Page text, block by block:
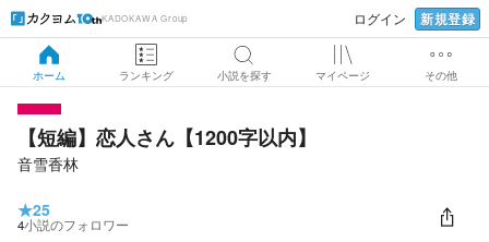
KADOKAWA Group ログイン 新規登録
ホーム ランキング 小説を探す マイページ その他
【短編】恋人さん【1200字以内】
音雪香林
★25
4小説のフォロワー